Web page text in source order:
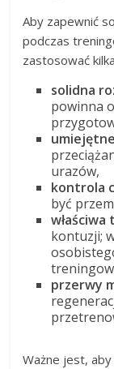
Aby zapewnić
podczas
zastosować
solidna
powinna
urazów,
kontrola
być
właściwa
kontuzji;
przerwy
Ważne jest, aby